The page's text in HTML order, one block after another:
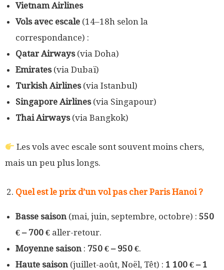
Vietnam Airlines
Vols avec escale (14–18h selon la
correspondance) :
Qatar Airways(via Doha)
Emirates(via Dubaï)
Turkish Airlines(via Istanbul)
Singapore Airlines(via Singapour)
Thai Airways(via Bangkok)
Les vols avec escale sont souvent moins chers,
mais un peu plus longs.
Quel est le prix d’un vol pas cher ParisHanoi?
Basse saison (mai, juin, septembre, octobre) : 550
€ – 700 € aller-retour.
Moyenne saison : 750 € – 950 €.
Haute saison (juillet-août, Noël, Têt) : 1 100 € – 1